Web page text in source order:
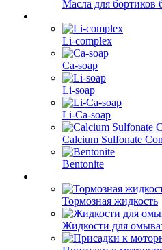
Масла для бортиков
Li-complex
Ca-soap
Li-soap
Li-Ca-soap
Calcium Sulfonate
Bentonite
Тормозная жидкость
Жидкости для